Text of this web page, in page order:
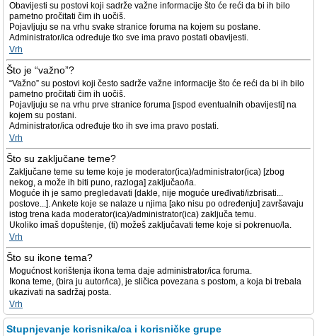
Obavijesti su postovi koji sadrže važne informacije što će reći da bi ih bilo
pametno pročitati čim ih uočiš.
Pojavljuju se na vrhu svake stranice foruma na kojem su postane.
Administrator/ica određuje tko sve ima pravo postati obavijesti.
Vrh
Što je “važno”?
“Važno” su postovi koji često sadrže važne informacije što će reći da bi ih bilo
pametno pročitati čim ih uočiš.
Pojavljuju se na vrhu prve stranice foruma [ispod eventualnih obavijesti] na
kojem su postani.
Administrator/ica određuje tko ih sve ima pravo postati.
Vrh
Što su zaključane teme?
Zaključane teme su teme koje je moderator(ica)/administrator(ica) [zbog
nekog, a može ih biti puno, razloga] zaključao/la.
Moguće ih je samo pregledavati [dakle, nije moguće uređivati/izbrisati...
postove...]. Ankete koje se nalaze u njima [ako nisu po određenju] završavaju
istog trena kada moderator(ica)/administrator(ica) zaključa temu.
Ukoliko imaš dopuštenje, (ti) možeš zaključavati teme koje si pokrenuo/la.
Vrh
Što su ikone tema?
Mogućnost korištenja ikona tema daje administrator/ica foruma.
Ikona teme, (bira ju autor/ica), je sličica povezana s postom, a koja bi trebala
ukazivati na sadržaj posta.
Vrh
Stupnjevanje korisnika/ca i korisničke grupe